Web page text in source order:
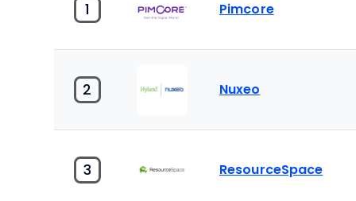
1 Pimcore
2 Nuxeo
3 ResourceSpace